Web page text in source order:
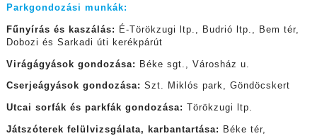
Parkgondozási munkák:
Fűnyírás és kaszálás:
É-Törökzugi ltp., Budrió ltp., Bem tér,
Dobozi és Sarkadi úti kerékpárút
Virágágyások gondozása: Béke sgt., Városház u.
Cserjeágyások gondozása: Szt. Miklós park, Göndöcskert
Utcai sorfák és parkfák gondozása: Törökzugi ltp.
Játszóterek felülvizsgálata, karbantartása:
Béke tér,